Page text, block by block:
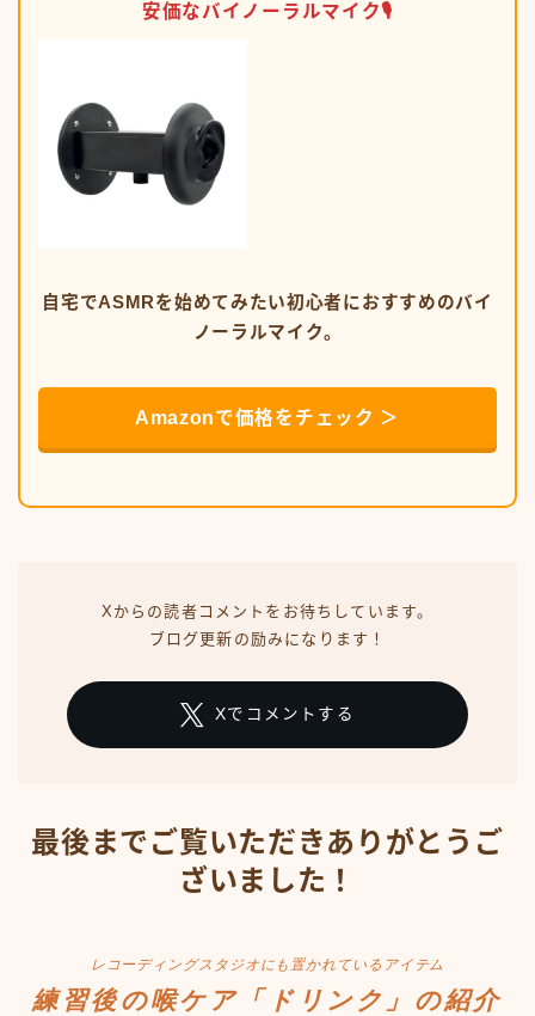
安価なバイノーラルマイク🎙
自宅でASMRを始めてみたい初心者におすすめのバイ
ノーラルマイク。
Amazonで価格をチェック ＞
Xからの読者コメントをお待ちしています。
ブログ更新の励みになります！
Xでコメントする
最後までご覧いただきありがとうご
ざいました！
レコーディングスタジオにも置かれているアイテム
練習後の喉ケア「ドリンク」の紹介